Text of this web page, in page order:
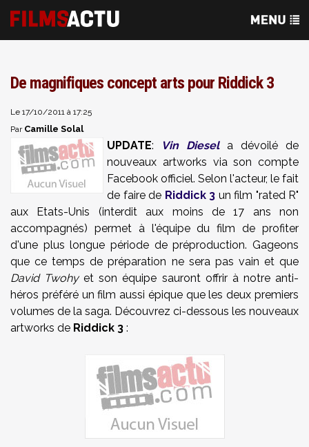
De magnifiques concept arts pour Riddick 3
Le 17/10/2011 à 17:25
Par Camille Solal
UPDATE: Vin Diesela dévoilé de
nouveaux artworks via son compte
Facebook officiel. Selon l'acteur, le fait
de faire de Riddick 3 un film "rated R"
aux Etats-Unis (interdit aux moins de 17 ans non
accompagnés) permet à l'équipe du film de profiter
d'une plus longue période de préproduction. Gageons
que ce temps de préparation ne sera pas vain et que
David Twohyet son équipe sauront offrir à notre anti-
héros préféré un film aussi épique que les deux premiers
volumes de la saga. Découvrez ci-dessous les nouveaux
artworks de Riddick 3 :